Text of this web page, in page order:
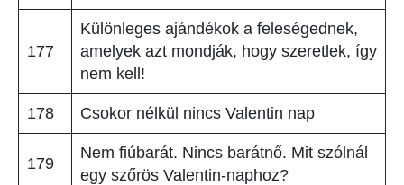
177
Különleges ajándékok a feleségednek,
amelyek azt mondják, hogy szeretlek, így
nem kell!
178 Csokor nélkül nincs Valentin nap
179
Nem fiúbarát. Nincs barátnő. Mit szólnál
egy szőrös Valentin-naphoz?